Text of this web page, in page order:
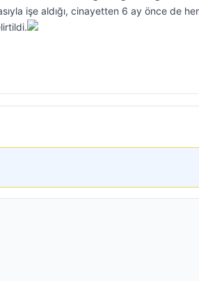
işe aldığı, cinayetten 6 ay önce de